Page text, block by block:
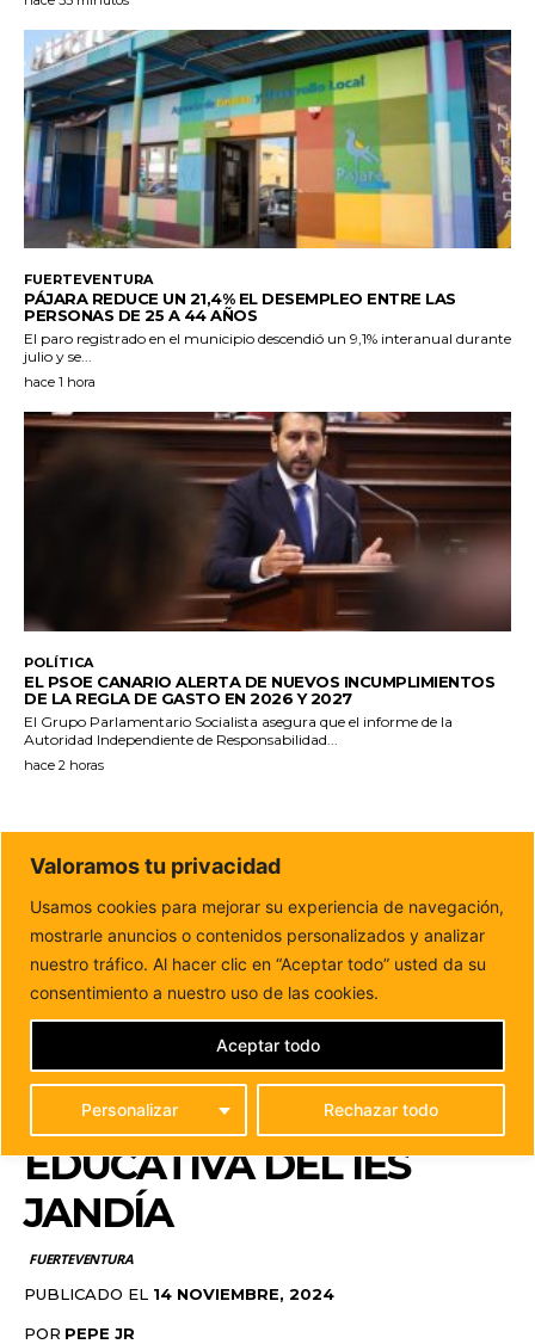
FUERTEVENTURA
PÁJARA REDUCE UN 21,4% EL DESEMPLEO ENTRE LAS
PERSONAS DE 25 A 44 AÑOS
El paro registrado en el municipio descendió un 9,1% interanual durante
julio y se...
hace 1 hora
POLÍTICA
EL PSOE CANARIO ALERTA DE NUEVOS INCUMPLIMIENTOS
DE LA REGLA DE GASTO EN 2026 Y 2027
El Grupo Parlamentario Socialista asegura que el informe de la
Autoridad Independiente de Responsabilidad...
hace 2 horas